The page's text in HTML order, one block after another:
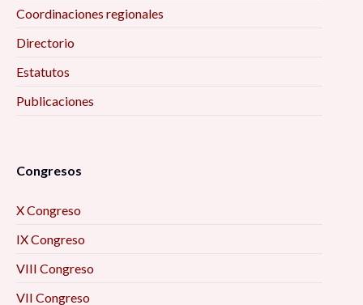
Coordinaciones regionales
Directorio
Estatutos
Publicaciones
Congresos
X Congreso
IX Congreso
VIII Congreso
VII Congreso